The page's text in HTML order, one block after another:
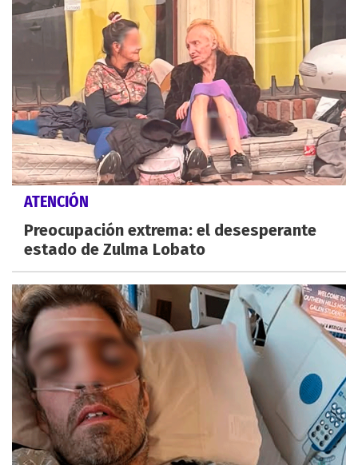
ATENCIÓN
Preocupación extrema: el desesperante
estado de Zulma Lobato